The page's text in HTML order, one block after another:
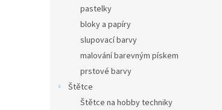
pastelky
bloky a papíry
slupovací barvy
malování barevným pískem
prstové barvy
Štětce
Štětce na hobby techniky